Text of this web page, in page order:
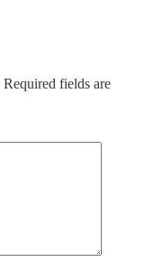
Required fields are